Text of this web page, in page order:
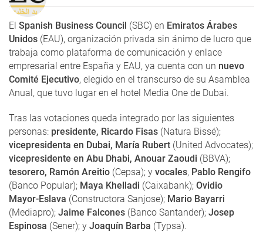
El Spanish Business Council (SBC) en Emiratos Árabes
Unidos (EAU), organización privada sin ánimo de lucro que
trabaja como plataforma de comunicación y enlace
empresarial entre España y EAU, ya cuenta con un nuevo
Comité Ejecutivo, elegido en el transcurso de su Asamblea
Anual, que tuvo lugar en el hotel Media One de Dubai.
Tras las votaciones queda integrado por las siguientes
personas: presidente, Ricardo Fisas (Natura Bissé);
vicepresidenta en Dubai, María Rubert (United Advocates);
vicepresidente en Abu Dhabi, Anouar Zaoudi (BBVA);
tesorero, Ramón Areitio (Cepsa); y vocales, Pablo Rengifo
(Banco Popular); Maya Khelladi (Caixabank); Ovidio
Mayor-Eslava (Constructora Sanjose); Mario Bayarri
(Mediapro); Jaime Falcones (Banco Santander); Josep
Espinosa (Sener); y Joaquín Barba (Typsa).